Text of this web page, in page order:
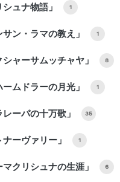
ュナ物語」 1
ン・ラマの教え」 1
ャーサムッチャヤ」 8
ムドラーの月光」 1
ーパの十万歌」 35
ーヴァリー」 1
クリシュナの生涯」 6